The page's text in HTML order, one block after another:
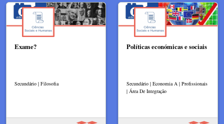
Exame?
Secundário | Filosofia
Políticas económicas e sociais
Secundário | Economia A | Profissionais
| Área De Integração